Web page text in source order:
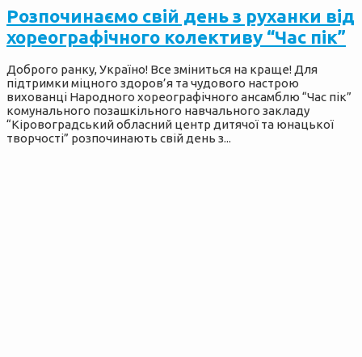
Розпочинаємо свій день з руханки від
хореографічного колективу “Час пік”
Доброго ранку, Україно! Все зміниться на краще! Для
підтримки міцного здоров’я та чудового настрою
вихованці Народного хореографічного ансамблю “Час пік”
комунального позашкільного навчального закладу
“Кіровоградський обласний центр дитячої та юнацької
творчості” розпочинають свій день з...